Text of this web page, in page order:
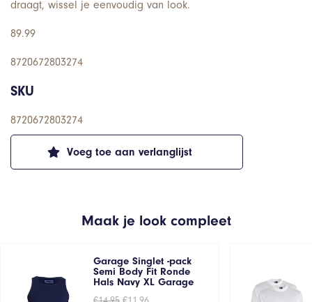
Voeg toe aan verlanglijst
draagt, wissel je eenvoudig van look.
89.99
8720672803274
SKU
8720672803274
Maak je look compleet
Garage Singlet -pack
Semi Body Fit Ronde
Hals Navy XL Garage
Oorspronkelijke
Huidige